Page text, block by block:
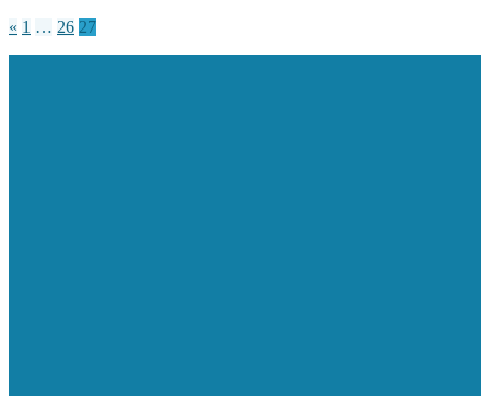
Seitennummerierung
der
« 1 … 26 27